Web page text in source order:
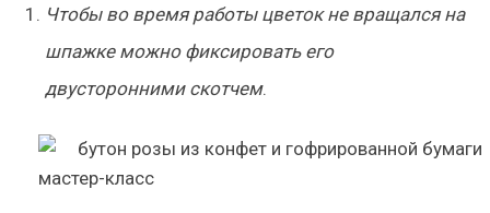
Чтобы во время работы цветок не вращался на
шпажке можно фиксировать его
двусторонними скотчем.